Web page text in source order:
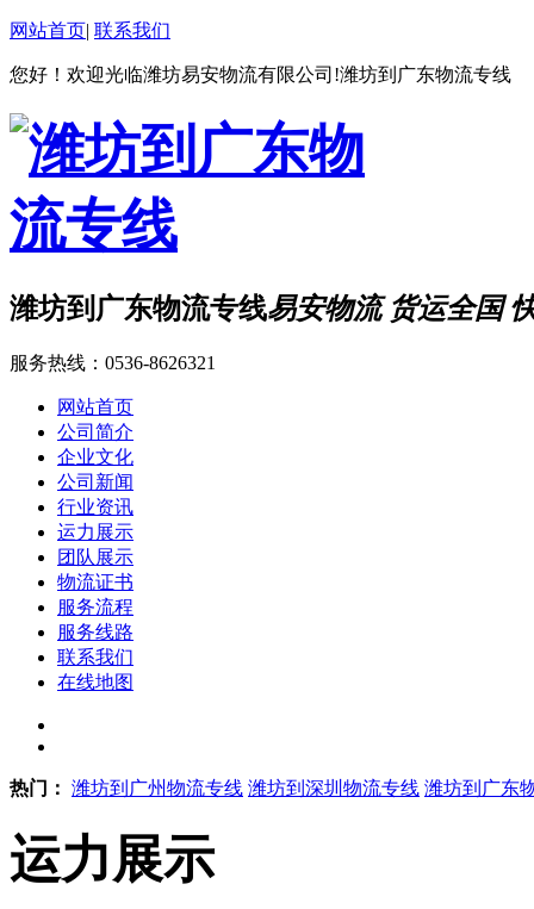
网站首页| 联系我们
您好！欢迎光临潍坊易安物流有限公司!潍坊到广东物流专线
潍坊到广东物流专线易安物流 货运全国
服务热线： 0536-8626321
网站首页
公司简介
企业文化
公司新闻
行业资讯
运力展示
团队展示
物流证书
服务流程
服务线路
联系我们
在线地图
热门： 潍坊到广州物流专线 潍坊到深圳物流专线 潍坊到广东
运力展示